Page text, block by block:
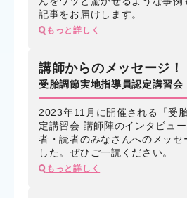
記事をお届けします。
もっと詳しく
講師からのメッセージ！
受胎調節実地指導員認定講習会
2023年11月に開催される「受
定講習会 講師陣のインタビュ
者・読者のみなさんへのメッセ
した。ぜひご一読ください。
もっと詳しく